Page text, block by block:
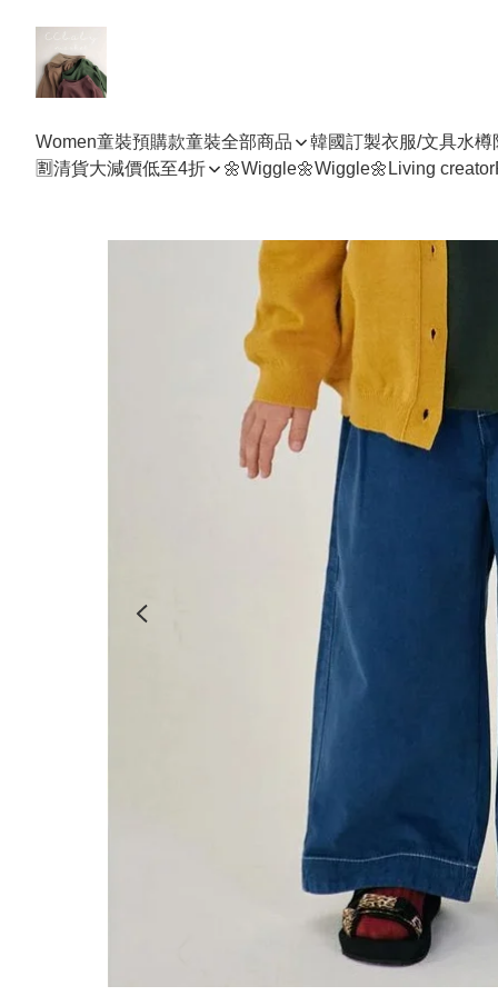
Women童裝預購款童裝全部商品
韓國訂製衣服/文具水樽
🈹清貨大減價低至4折
🌼Wiggle🌼Wiggle🌼 Living creator